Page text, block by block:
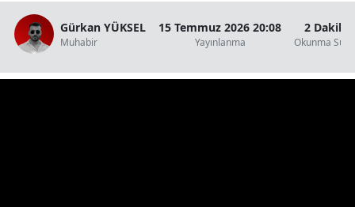
Gürkan YÜKSEL
Muhabir
15 Temmuz 2026 20:08
Yayınlanma
2 Dakika
Okunma